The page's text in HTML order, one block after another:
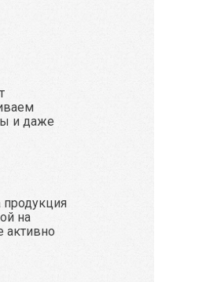
и даже
продукция
на
активно